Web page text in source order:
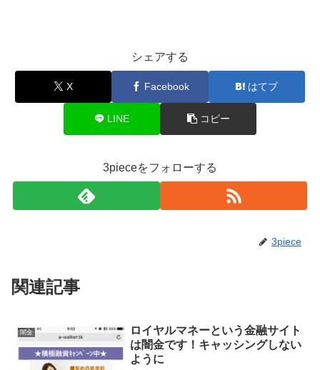
シェアする
X Facebook はてブ
LINE コピー
3pieceをフォローする
3piece
関連記事
闇金
ロイヤルマネーという金融サイト
は闇金です！キャッシングしない
ように